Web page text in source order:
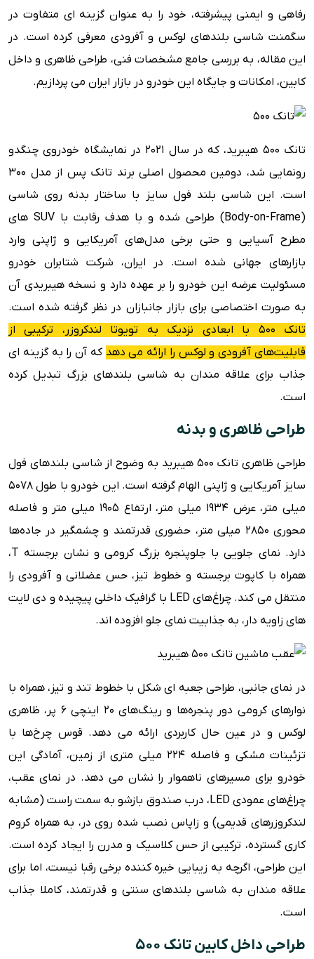
مشخصات فنی تانک ۵۰۰ هیبرید
امکانات ایمنی
ویژگی های رفاهی
رفاهی و ایمنی پیشرفته، خود را به عنوان گزینه ای متفاوت در
سگمنت شاسی بلندهای لوکس و آفرودی معرفی کرده است. در
این مقاله، به بررسی جامع مشخصات فنی، طراحی ظاهری و داخل
کابین، امکانات و جایگاه این خودرو در بازار ایران می پردازیم.
تانک 500 هیبرید، که در سال 2021 در نمایشگاه خودروی چنگدو
رونمایی شد، دومین محصول اصلی برند تانک پس از مدل 300
است. این شاسی بلند فول سایز با ساختار بدنه روی شاسی
(Body-on-Frame) طراحی شده و با هدف رقابت با SUV های
مطرح آسیایی و حتی برخی مدل‌های آمریکایی و ژاپنی وارد
بازارهای جهانی شده است. در ایران، شرکت شتابران خودرو
مسئولیت عرضه این خودرو را بر عهده دارد و نسخه هیبریدی آن
به صورت اختصاصی برای بازار جانبازان در نظر گرفته شده است.
تانک 500 با ابعادی نزدیک به تویوتا لندکروزر، ترکیبی از
قابلیت‌های آفرودی و لوکس را ارائه می دهد که آن را به گزینه ای
جذاب برای علاقه مندان به شاسی بلندهای بزرگ تبدیل کرده
است.
طراحی ظاهری و بدنه
طراحی ظاهری تانک 500 هیبرید به وضوح از شاسی بلندهای فول
سایز آمریکایی و ژاپنی الهام گرفته است. این خودرو با طول 5078
میلی متر، عرض 1934 میلی متر، ارتفاع 1905 میلی متر و فاصله
محوری 2850 میلی متر، حضوری قدرتمند و چشمگیر در جاده‌ها
دارد. نمای جلویی با جلوپنجره بزرگ کرومی و نشان برجسته T،
همراه با کاپوت برجسته و خطوط تیز، حس عضلانی و آفرودی را
منتقل می کند. چراغ‌های LED با گرافیک داخلی پیچیده و دی لایت
های زاویه دار، به جذابیت نمای جلو افزوده اند.
در نمای جانبی، طراحی جعبه ای شکل با خطوط تند و تیز، همراه با
نوارهای کرومی دور پنجره‌ها و رینگ‌های 20 اینچی 6 پر، ظاهری
لوکس و در عین حال کاربردی ارائه می دهد. قوس چرخ‌ها با
تزئینات مشکی و فاصله 224 میلی متری از زمین، آمادگی این
خودرو برای مسیرهای ناهموار را نشان می دهد. در نمای عقب،
چراغ‌های عمودی LED، درب صندوق بازشو به سمت راست (مشابه
لندکروزرهای قدیمی) و زاپاس نصب شده روی در، به همراه کروم
کاری گسترده، ترکیبی از حس کلاسیک و مدرن را ایجاد کرده است.
این طراحی، اگرچه به زیبایی خیره کننده برخی رقبا نیست، اما برای
علاقه مندان به شاسی بلندهای سنتی و قدرتمند، کاملا جذاب
است.
طراحی داخل کابین تانک ۵۰۰